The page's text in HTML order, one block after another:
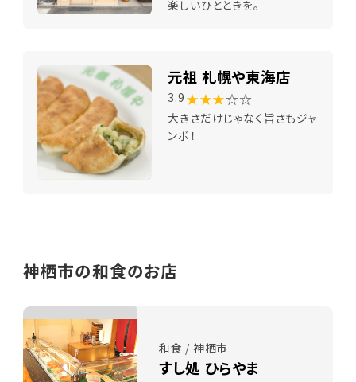
楽しいひとときを。
元祖 札幌や東海店
3.9 ★★★☆☆
大きさだけじゃなく旨さもジャ
ンボ！
神栖市の和食のお店
和食 / 神栖市
すし処 ひらやま